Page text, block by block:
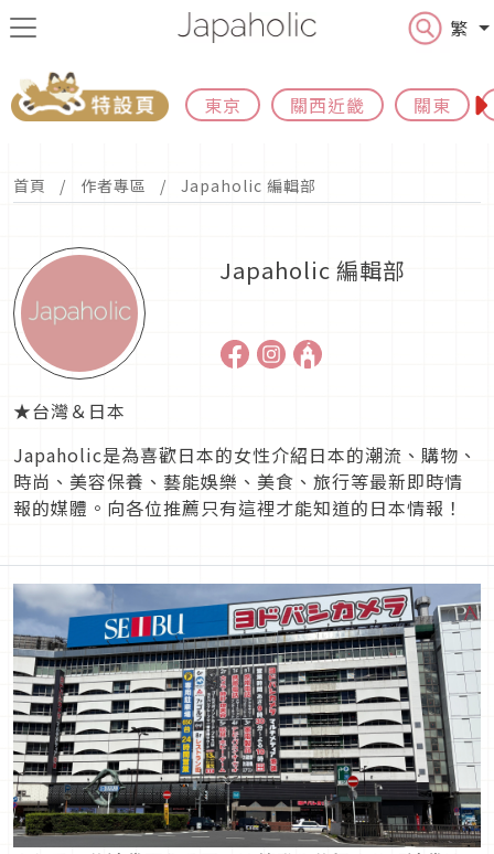
繁
東京 關西近畿 關東
首頁 作者專區 Japaholic 編輯部
Japaholic 編輯部
★台灣＆日本
Japaholic是為喜歡日本的女性介紹日本的潮流、購物、
時尚、美容保養、藝能娛樂、美食、旅行等最新即時情
報的媒體。向各位推薦只有這裡才能知道的日本情報！